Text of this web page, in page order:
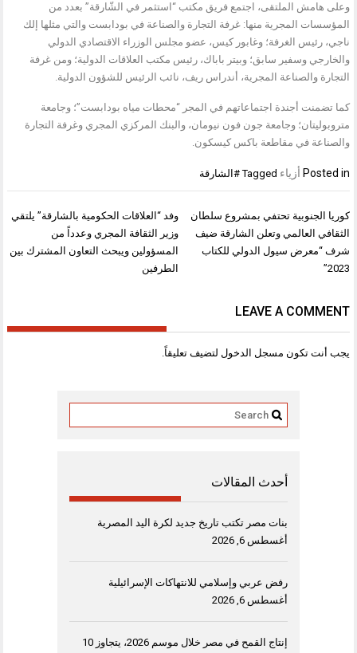
وعلى هامش الملتقى، اجتمع فريق مكتب “استثمر في الشّارقة” بعدد من
المؤسسات المجرية منها: غرفة التجارة والصناعة في بودابست والتي مثلها إلك
ناجي، رئيس الغرفة؛ وغابور كيس، عضو مجلس الوزراء الاقتصادي الدولي
والخارجي وسفير سابق؛ وبيتر باباك، رئيس مكتب العلاقات الدولية؛ ومن غرفة
التجارة والصناعة المجرية، أندراس ريف، نائب الرئيس للشؤون الدولية.
كما تضمنت أجندة اجتماعاتهم في المجر “محطات مياه بودابست”؛ وجامعة
متروبوليتان؛ وجامعة جون فون نيومان، والبنك المركزي المجري وغرفة التجارة
والصناعة في مقاطعة باكس كيسكون.
Posted in أزياء Tagged #الشارقة
تصفّح
المقالات
وفد “العلاقات الحكومية بالشارقة” يلتقي
وزير الثقافة المجري وعدداً من
المسؤولين ويبحث التعاون المشترك بين
الطرفين
كوريا الجنوبية تحتفي بمشروع سلطان
الثقافي العالمي وتعلن الشارقة ضيف
شرف “معرض سيول الدولي للكتاب
2023”
LEAVE A COMMENT
يجب أنت تكون مسجل الدخول لتضيف تعليقاً.
أحدث المقالات
بنات مصر تكتب تاريخ جديد لكرة اليد المصرية
أغسطس 6, 2026
رفض عربي وإسلامي للانتهاكات الإسرائيلية
أغسطس 6, 2026
إنتاج القمح في مصر خلال موسم 2026، يتجاوز 10